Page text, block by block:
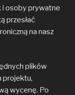
i osoby prywatne
przesłać
na nasz
plików
projektu,
wycenę. Po